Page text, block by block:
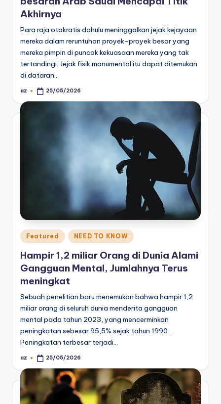
Akhirnya
Para raja otokratis dahulu meninggalkan jejak kejayaan
mereka dalam reruntuhan proyek-proyek besar yang
mereka pimpin di puncak kekuasaan mereka yang tak
tertandingi. Jejak fisik monumental itu dapat ditemukan
di dataran…
Posted
az 25/05/2026
Posted
in
Featured NEED TO KNOW
Hampir 1,2 miliar Orang di Dunia Alami
Gangguan Mental, Jumlahnya Terus
meningkat
Sebuah penelitian baru menemukan bahwa hampir 1,2
miliar orang di seluruh dunia menderita gangguan
mental pada tahun 2023, yang mencerminkan
peningkatan sebesar 95,5% sejak tahun 1990 .
Peningkatan terbesar terjadi…
Posted
az 25/05/2026